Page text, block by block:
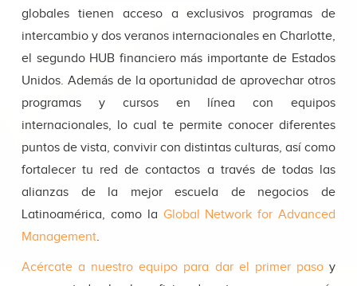
globales tienen acceso a exclusivos programas de
intercambio y dos veranos internacionales en Charlotte,
el segundo HUB financiero más importante de Estados
Unidos. Además de la oportunidad de aprovechar otros
programas y cursos en línea con equipos
internacionales, lo cual te permite conocer diferentes
puntos de vista, convivir con distintas culturas, así como
fortalecer tu red de contactos a través de todas las
alianzas de la mejor escuela de negocios de
Latinoamérica, como la Global Network for Advanced
Management.
Acércate a nuestroequipo para dar el primer pasoy